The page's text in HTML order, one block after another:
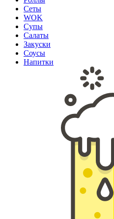
Сеты
WOK
Супы
Салаты
Закуски
Соусы
Напитки